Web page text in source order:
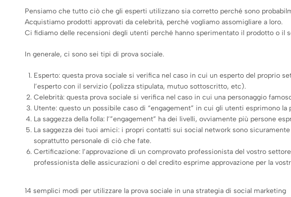
Pensiamo che tutto ciò che gli esperti utilizzano sia corretto perché sono
Acquistiamo prodotti approvati da celebrità, perché vogliamo assomigliare a loro.
Ci fidiamo delle recensioni degli utenti perché hanno sperimentato il prodotto o il
In generale, ci sono sei tipi di prova sociale.
Esperto: questa prova sociale si verifica nel caso in cui un esperto del proprio
l’esperto con il servizio (polizza stipulata, mutuo sottoscritto, etc).
Celebrità: questa prova sociale si verifica nel caso in cui una personaggio
Utente: questo un possibile caso di “engagement” in cui gli utenti esprimono
La saggezza della folla: l’”engagement” ha dei livelli, ovviamente più persone
La saggezza dei tuoi amici: i propri contatti sui social network sono
soprattutto personale di ciò che fate.
Certificazione: l’approvazione di un comprovato professionista del vostro
professionista delle assicurazioni o del credito esprime approvazione per la
14 semplici modi per utilizzare la prova sociale in una strategia di social marketing